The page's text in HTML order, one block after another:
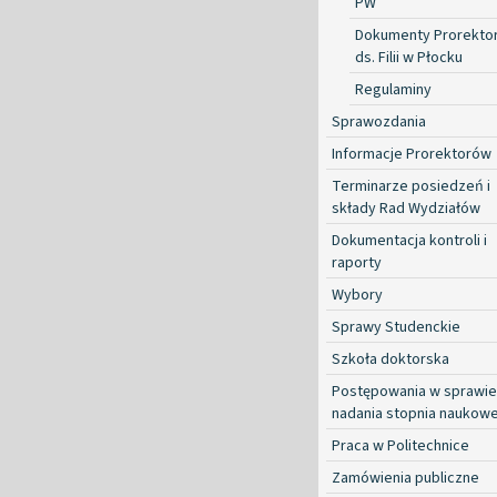
Dokumenty
ds. Filii w Płocku
Regulaminy
Sprawozdania
Informacje Prorektorów
Terminarze posiedzeń i
składy Rad Wydziałów
Dokumentacja kontroli i
raporty
Wybory
Sprawy Studenckie
Szkoła doktorska
Postępowania w sprawie
nadania stopnia
Praca w Politechnice
Zamówienia publiczne